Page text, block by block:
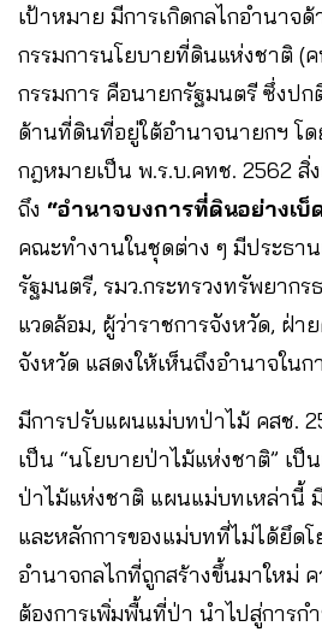
เป้าหมาย มีการเกิดกลไกอำนาจ
กรรมการนโยบายที่ดินแห่งชาติ (
กรรมการ คือนายกรัฐมนตรี ซึ่งป
ด้านที่ดินที่อยู่ใต้อำนาจนายกฯ โด
กฎหมายเป็น พ.ร.บ.คทช. 2562 สิ่
ถึง “อำนาจบงการที่ดินอย่างเบ็
คณะทำงานในชุดต่าง ๆ มีประธา
รัฐมนตรี, รมว.กระทรวงทรัพยากร
แวดล้อม, ผู้ว่าราชการจังหวัด, ฝ่า
จังหวัด แสดงให้เห็นถึงอำนาจใน
มีการปรับแผนแม่บทป่าไม้ คสช.
เป็น “นโยบายป่าไม้แห่งชาติ” เ
ป่าไม้แห่งชาติ แผนแม่บทเหล่านี้
และหลักการของแม่บทที่ไม่ได้ยึด
อำนาจกลไกที่ถูกสร้างขึ้นมาใหม่
ต้องการเพิ่มพื้นที่ป่า นำไปสู่การก